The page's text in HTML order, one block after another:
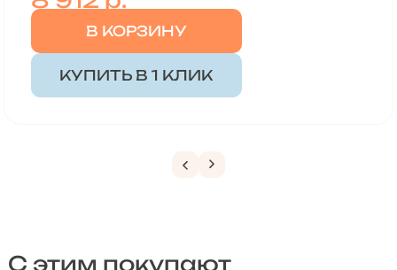
В КОРЗИНУ
КУПИТЬ В 1 КЛИК
С этим покупают